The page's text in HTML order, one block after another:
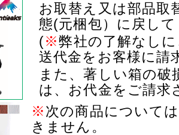
お取替え又は部品取
態(元梱包）に戻し
(※弊社の了解なし
送代金をお客様に請
また、著しい箱の破
は、お代金をご請求
※次の商品について
きません。